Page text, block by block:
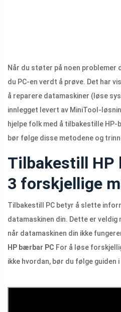
Når du støter på noen problemer
du PC-en verdt å prøve. Det har
å reparere datamaskiner (løse
innlegget levert av MiniTool-
hjelpe folk med å tilbakestille
bør følge disse metodene og
Tilbakestill HP
3 forskjellige
Tilbakestill PC betyr å slette
datamaskinen din. Dette er
når datamaskinen din ikke
HP bærbar PC For å løse
ikke hvordan, bør du følge guiden